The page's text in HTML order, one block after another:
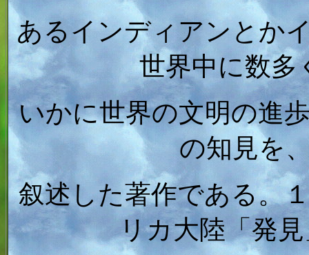
あるインディアンとか
世界中に数多
いかに世界の文明の進
の知見を
叙述した著作である。
リカ大陸「発